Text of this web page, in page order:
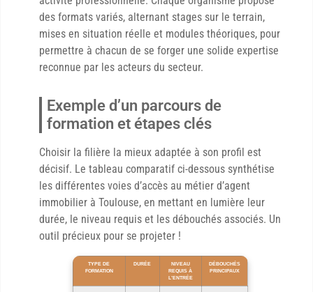
des formats variés, alternant stages sur le terrain,
mises en situation réelle et modules théoriques, pour
permettre à chacun de se forger une solide expertise
reconnue par les acteurs du secteur.
Exemple d’un parcours de
formation et étapes clés
Choisir la filière la mieux adaptée à son profil est
décisif. Le tableau comparatif ci-dessous synthétise
les différentes voies d’accès au métier d’agent
immobilier à Toulouse, en mettant en lumière leur
durée, le niveau requis et les débouchés associés. Un
outil précieux pour se projeter !
TYPE DE
FORMATION
DURÉE
NIVEAU
REQUIS À
L’ENTRÉE
DÉBOUCHÉS
PRINCIPAUX